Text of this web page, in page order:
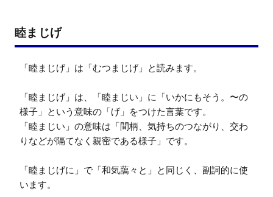
睦まじげ
「睦まじげ」は「むつまじげ」と読みます。
「睦まじげ」は、「睦まじい」に「いかにもそう。〜の
様子」という意味の「げ」をつけた言葉です。
「睦まじい」の意味は「間柄、気持ちのつながり、交わ
りなどが隔てなく親密である様子」です。
「睦まじげに」で「和気藹々と」と同じく、副詞的に使
います。